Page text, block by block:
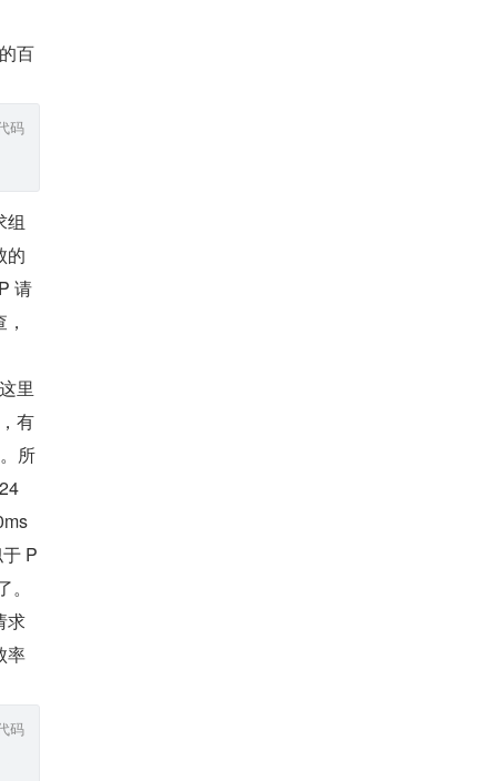
百
码
的
请
里
有
所
P
求
率
码